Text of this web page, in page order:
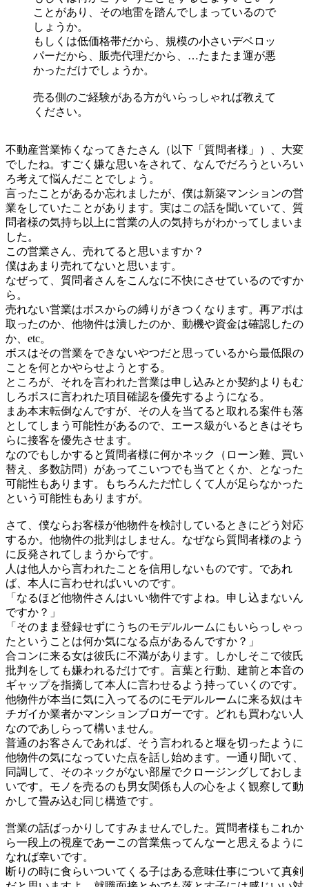
ことがあり、その地雷を踏んでしまっているので
しょうか。
もしくは低価格帯だから、規模の小さいデベロッ
パーだから、販売代理だから、…たまたま運が悪
かっただけでしょうか。
売る側のご経験がある方がいらっしゃれば教えて
ください。
不動産営業怖くなってきたさん（以下「質問者様」）、大変
でしたね。すごく嫌な思いをされて、なんでだろうといろい
ろ考えて悩んだことでしょう。
言ったことがあるか忘れましたが、僕は新築マンションの営
業をしていたことがあります。実はこの話を聞いていて、質
問者様の気持ち以上に営業の人の気持ちがわかってしまいま
した。
この営業さん、売れてると思いますか？
僕はあまり売れてないと思います。
なぜって、質問者さんをこんなに不快にさせているのですか
ら。
売れない営業はボスからの縛りがきつくなります。再アポは
取ったのか、他物件は潰したのか、動機や資金は確認したの
か、etc。
ボスはその営業をできないやつだと思っているから最低限の
ことを何とかやらせようとする。
ところが、それを言われた営業は申し込みとか契約よりもむ
しろボスに言われた項目確認を優先するようになる。
まあ本末転倒なんですが、その人を当てると取れる案件も落
としてしまう可能性があるので、エース級がいるときはそち
らに接客を優先させます。
なのでもしかすると質問者様に何かネック（ローン難、買い
替え、多数訪問）があってこいつでも当てとくか、となった
可能性もあります。もちろんただ忙しくて人が足らなかった
という可能性もありますが。
さて、僕ならお客様が他物件を検討しているときにどう対応
するか。他物件の批判はしません。なぜなら質問者様のよう
に反発されてしまうからです。
人は他人から言われたことを信用しないものです。であれ
ば、本人に言わせればいいのです。
「なるほど他物件さんはいい物件ですよね。申し込まないん
ですか？」
「そのまま登録せずにうちのモデルルームにもいらっしゃっ
たということは何か気になる点があるんですか？」
合コンに来る女は彼氏に不満があります。しかしそこで彼氏
批判をしても嫌われるだけです。言葉と行動、建前と本音の
ギャップを指摘して本人に言わせるよう持っていくのです。
他物件が本当に気に入ってるのにモデルルームに来る奴はキ
チガイか業者かマンションブロガーです。どれも買わない人
なのであしらって構いません。
普通のお客さんであれば、そう言われると堰を切ったように
他物件の気になっていた点を話し始めます。一通り聞いて、
同調して、そのネックがない部屋でクロージングしておしま
いです。モノを売るのも男女関係も人の心をよく観察して動
かして畳み込む同じ構造です。
営業の話ばっかりしてすみませんでした。質問者様もこれか
ら一段上の視座であーこの営業焦ってんなーと思えるように
なれば幸いです。
断りの時に食らいついてくる子はある意味仕事について真剣